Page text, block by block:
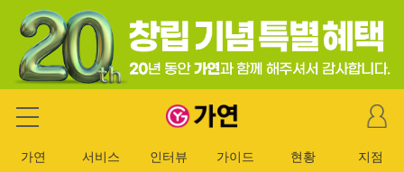
가연 결혼정보회사
마
이
이
가연 서비스 인터뷰 가이드 현황 지점